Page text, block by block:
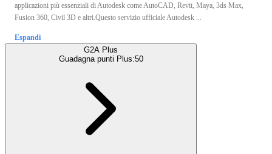
applicazioni più essenziali di Autodesk come AutoCAD, Revit, Maya, 3ds Max,
Fusion 360, Civil 3D e altri.Questo servizio ufficiale Autodesk ...
Espandi
G2A Plus
Guadagna punti Plus:50